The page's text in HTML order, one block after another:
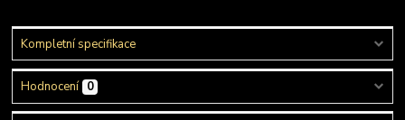
Kompletní specifikace
Hodnocení 0